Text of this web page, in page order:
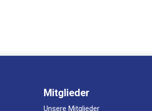
Mitglieder
Unsere Mitglieder